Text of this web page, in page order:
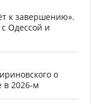
к завершению».
Одессой и
о
в 2026-м